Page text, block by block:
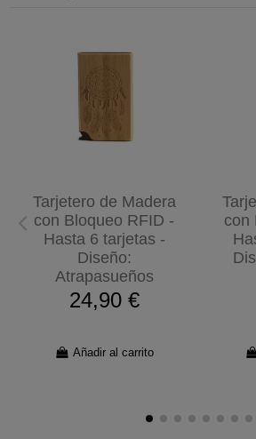
Tarjetero de Madera
con Bloqueo RFID -
Hasta 6 tarjetas -
Diseño:
Atrapasueños
24,90 €
Añadir al carrito
con